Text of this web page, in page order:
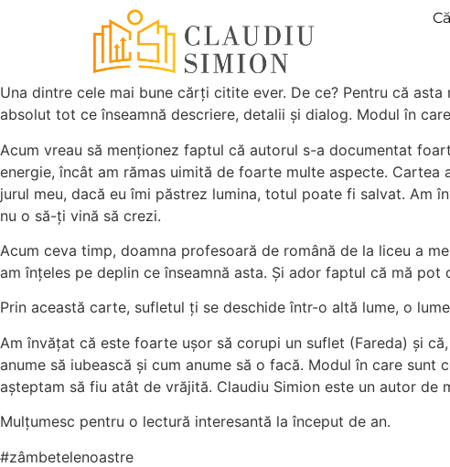
Una dintre cele mai bune cărți citite ever. De ce? Pentru că
absolut tot ce înseamnă descriere, detalii și dialog. Modul în
Acum vreau să menționez faptul că autorul s-a documentat
energie, încât am rămas uimită de foarte multe aspecte.
jurul meu, dacă eu îmi păstrez lumina, totul poate fi salvat. Am
nu o să-ți vină să crezi.
Acum ceva timp, doamna profesoară de română de la liceu a
am înțeles pe deplin ce înseamnă asta. Și ador faptul că mă
Prin această carte, sufletul ți se deschide într-o altă lume, o
Am învățat că este foarte ușor să corupi un suflet (Fareda) și
anume să iubească și cum anume să o facă. Modul în care
așteptam să fiu atât de vrăjită. Claudiu Simion este un autor de
Mulțumesc pentru o lectură interesantă la început de an.
#zâmbetelenoastre